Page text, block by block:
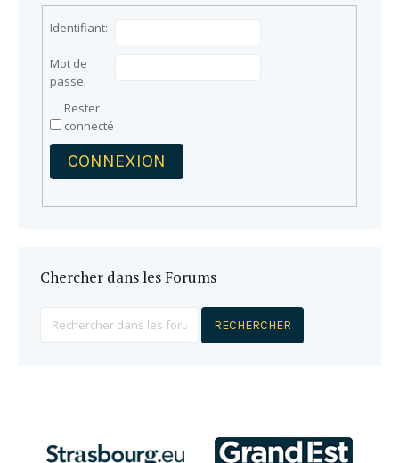
Identifiant:
Mot de
passe:
Rester
connecté
CONNEXION
Chercher dans les Forums